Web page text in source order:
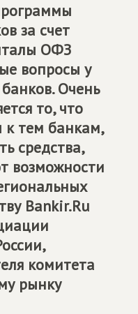
за счет
ОФЗ
вопросы у
Очень
то, что
к тем банкам,
средства,
возможности
Bankir.Ru
комитета
рынку